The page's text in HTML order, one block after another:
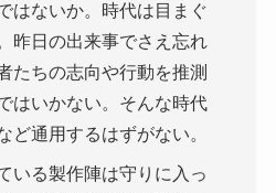
はないか。時代は目まぐ
昨日の出来事でさえ忘れ
たちの志向や行動を推測
はいかない。そんな時代
ど通用するはずがない。
いる製作陣は守りに入っ